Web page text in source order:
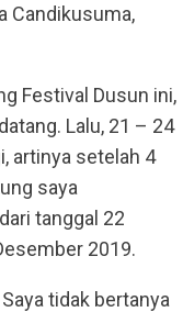
Candikusuma,
Festival Dusun ini,
Lalu, 21 – 24
artinya setelah 4
saya
tanggal 22
2019.
tidak bertanya